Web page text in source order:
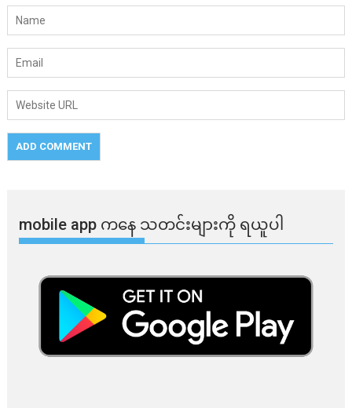
mobile app ​​ကနေ ​​သတင်းများကို ရယူပါ